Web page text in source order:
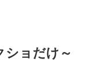
ショだけ～